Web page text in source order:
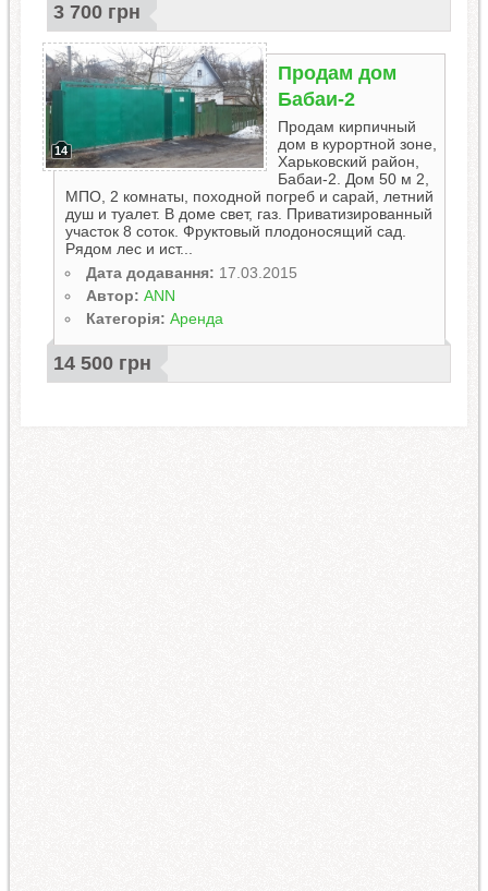
3 700 грн
14
Продам дом
Бабаи-2
Продам кирпичный
дом в курортной зоне,
Харьковский район,
Бабаи-2. Дом 50 м 2,
МПО, 2 комнаты, походной погреб и сарай, летний
душ и туалет. В доме свет, газ. Приватизированный
участок 8 соток. Фруктовый плодоносящий сад.
Рядом лес и ист...
Дата додавання: 17.03.2015
Автор: ANN
Категорія: Аренда
14 500 грн